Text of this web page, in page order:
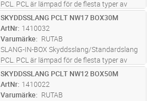
PCL. PCL är lämpad för de flesta typer av
applikationer. Den utmärker sig genom att ha
god UV-resistens samt hög tolerans vid låga
temperaturer. Temperaturområd
M Lägg i kundvagn
SKYDDSSLANG PCLT NW17 BOX30M
ArtNr 1410032
Varumärke
RUTAB
SLANG-IN-BOX Skyddsslang/Standardslang
PCL. PCL är lämpad för de flesta typer av
applikationer. Den utmärker sig genom att ha
god UV-resistens samt hög tolerans vid låga
temperaturer. Temperaturområd
M Lägg i kundvagn
SKYDDSSLANG PCLT NW12 BOX50M
ArtNr 1410022
Varumärke
RUTAB